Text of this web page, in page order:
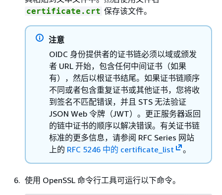
certificate.crt 保存该文件。
注意
OIDC 身份提供者的证书链必须以域或颁发
者 URL 开始，包含任何中间证书（如果
有），然后以根证书结尾。如果证书链顺序
不同或者包含重复证书或其他证书，您将收
到签名不匹配错误，并且 STS 无法验证
JSON Web 令牌（JWT）。更正服务器返回
的链中证书的顺序以解决错误。有关证书链
标准的更多信息，请参阅 RFC Series 网站
上的 RFC 5246 中的 certificate_list 。
使用 OpenSSL 命令行工具可运行以下命令。